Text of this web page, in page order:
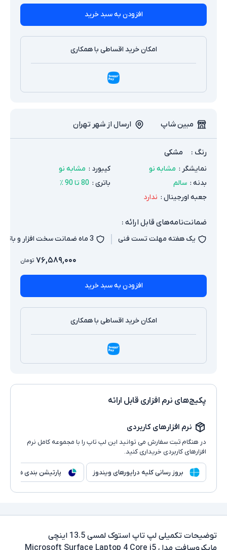
افزودن به سبد خرید
امکان خرید اقساطی با همکاری
مبین شاپ ارسال از شهر تهران
رنگ : مشکی
نمایشگر : مشابه نو کیبورد : مشابه نو
بدنه : سالم باتری : 80 تا 90 ٪
جعبه اورجینال : ندارد
ضمانت‌نامه‌های قابل ارائه :
یک هفته مهلت تست فنی 3 ماه ضمانت سخت افزار و باتری
۷۶,۵۸۹,۰۰۰ تومان
افزودن به سبد خرید
امکان خرید اقساطی با همکاری
پکیج‌های نرم افزاری قابل ارائه
نرم افزارهای کاربردی
در هنگام ثبت سفارش می توانید این لپ تاپ را با مجموعه کامل نرم
افزارهای کاربردی خریداری کنید.
بروز رسانی کلیه درایورهای ویندوز پارتیشن بندی هارد
توضیحات تکمیلی
لپ تاپ استوک لمسی 13.5 اینچی
مایکروسافت مدل Microsoft Surface Laptop 4 Core i5